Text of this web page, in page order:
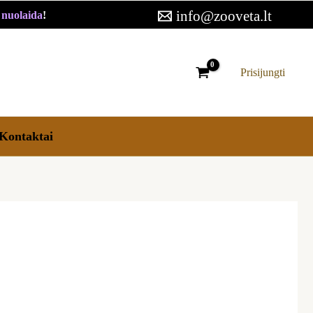
! info@zooveta.lt
Prisijungti